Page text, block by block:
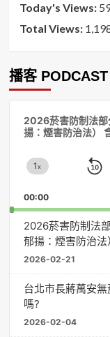
Today's Views:
Total Views:
播客 PODCAST
2026菸害防制法部
揚：煙害防治法）
Change
Rate
1x
00:00
2026菸害防制法
郁揚：煙害防治
2026-02-21
台北市長蔣萬安
嗎?
2026-02-04